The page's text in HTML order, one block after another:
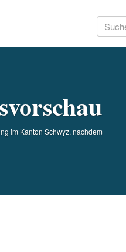
Suchen
im Kanton Schwyz, nachdem